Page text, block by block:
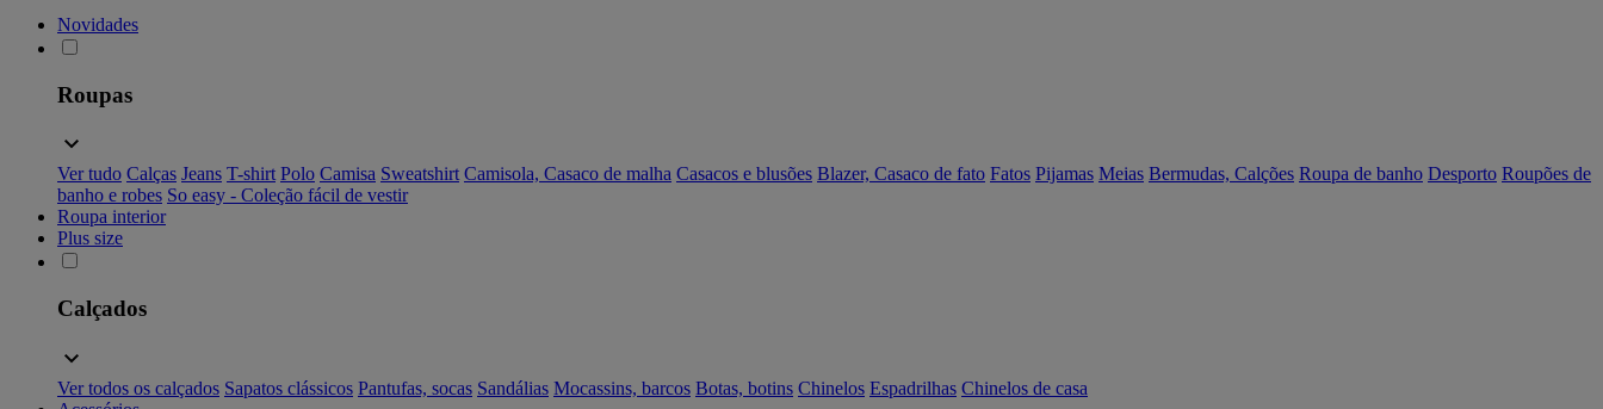
Novidades
Roupas
Ver tudo Calças Jeans T-shirt Polo Camisa Sweatshirt Camisola, Casaco de malha Casacos e blusões Blazer, Casaco de fato Fatos Pijamas Meias Bermudas, Calções Roupa de banho Desporto Roupões de
banho e robes So easy - Coleção fácil de vestir
Roupa interior
Plus size
Calçados
Ver todos os calçados Sapatos clássicos Pantufas, socas Sandálias Mocassins, barcos Botas, botins Chinelos Espadrilhas Chinelos de casa